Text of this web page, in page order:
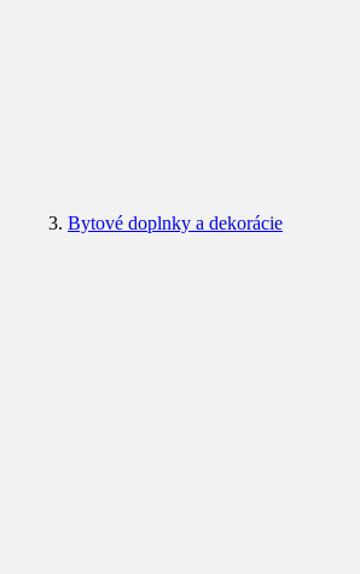
Bytové doplnky a dekorácie